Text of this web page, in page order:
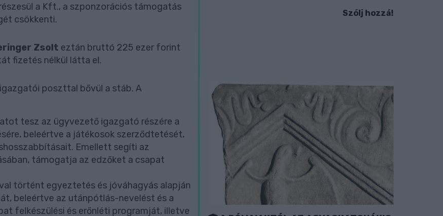
a Kft., a szponzorációs támogatás
csökkenti.
Zsolt eztán bruttó 225 ezer forint
fizetés nélkül látta el.
poszttal bővül a stáb. A
tesz az ügyvezető igazgató részére a
beleértve a játékosok szerződtetését,
Emellett segíti az
támogatja az edzőket a csapat
történt egyeztetés és jóváhagyás alapján
beleértve az utánpótlás-nevelést és a
felkészülési és erőnléti programját, illetve
Szólj hozzá!